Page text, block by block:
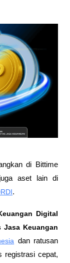
di Bittime
aset lain di
.
Digital
Jasa Keuangan
dan ratusan
registrasi cepat,